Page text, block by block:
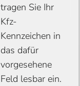
tragen Sie Ihr
Kfz-
Kennzeichen in
das dafür
vorgesehene
Feld lesbar ein.